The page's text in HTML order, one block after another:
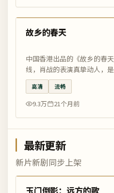
热门
故乡的春天
中国香港出品的《故乡的春
线，肖战的表演真挚动人，
电影网当月精选。
高清 流畅
9.3万 21个月前
最新更新
新片新剧同步上架
最新
玉门倒影：远方的歌